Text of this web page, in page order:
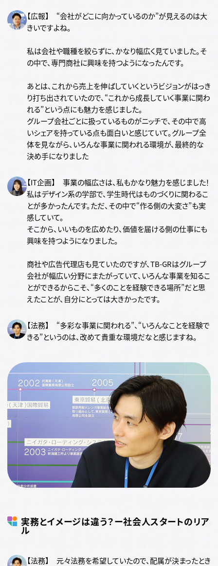
【広報】 “会社がどこに向かっているのか”が見えるのは大
きいですよね。
私は会社や職種を絞らずに、かなり幅広く見ていました。そ
の中で、専門商社に興味を持つようになったんです。
あとは、これから売上を伸ばしていくというビジョンがはっき
り打ち出されていたので、“これから成長していく事業に関わ
れる”という点にも魅力を感じました。
グループ会社ごとに扱っているものがニッチで、その中で高
いシェアを持っている点も面白いと感じていて。グループ全
体を見ながら、いろんな事業に関われる環境が、最終的な
決め手になりました
【IT企画】 事業の幅広さは、私もかなり魅力を感じました！
私はデザイン系の学部で、学生時代はものづくりに関わるこ
とが多かったんです。ただ、その中で“作る側の大変さ”も実
感していて。
そこから、いいものを広めたり、価値を届ける側の仕事にも
興味を持つようになりました。
商社や広告代理店も見ていたのですが、TB-GRはグループ
会社が幅広い分野にまたがっていて、いろんな事業を知るこ
とができるからこそ、“多くのことを経験できる場所”だと思
えたことが、自分にとっては大きかったです。
【法務】 “多彩な事業に関われる”、“いろんなことを経験で
きる”というのは、改めて貴重な環境だなと感じますね。
実務とイメージは違う？ー社会人スタートのリア
ル
【法務】 元々法務を希望していたので、配属が決まったとき